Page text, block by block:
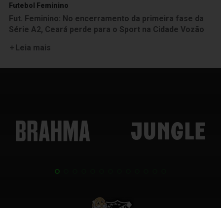
Futebol Feminino
Fut. Feminino: No encerramento da primeira fase da
Série A2, Ceará perde para o Sport na Cidade Vozão
Leia mais